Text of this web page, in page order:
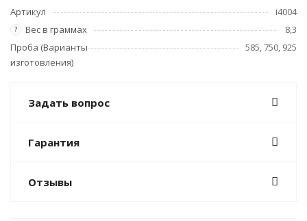
Артикул i4004
? Вес в граммах
8,3
Проба (Варианты
изготовления)
585, 750, 925
Задать вопрос
Гарантия
Отзывы